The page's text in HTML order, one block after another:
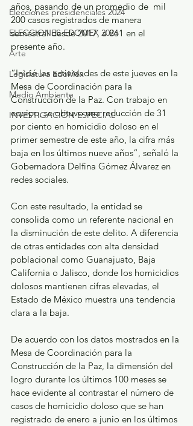
Elecciones presidenciales 2024
ELECCIONES EDOMEX 2024
Arte
Legislatura EdoMéx
Medio Ambiente
INVESTIGACIÓN ESPECIAL
años, pasando de un promedio de  mil
200 casos registrados de manera
semestral desde 2017, a 861 en el
presente año.
“Inicié las actividades de este jueves en la
Mesa de Coordinación para la
Construcción de la Paz. Con trabajo en
equipo, se obtuvo una reducción de 31
por ciento en homicidio doloso en el
primer semestre de este año, la cifra más
baja en los últimos nueve años”, señaló la
Gobernadora Delfina Gómez Álvarez en
redes sociales.
Con este resultado, la entidad se
consolida como un referente nacional en
la disminución de este delito. A diferencia
de otras entidades con alta densidad
poblacional como Guanajuato, Baja
California o Jalisco, donde los homicidios
dolosos mantienen cifras elevadas, el
Estado de México muestra una tendencia
clara a la baja.
De acuerdo con los datos mostrados en la
Mesa de Coordinación para la
Construcción de la Paz, la dimensión del
logro durante los últimos 100 meses se
hace evidente al contrastar el número de
casos de homicidio doloso que se han
registrado de enero a junio en los últimos